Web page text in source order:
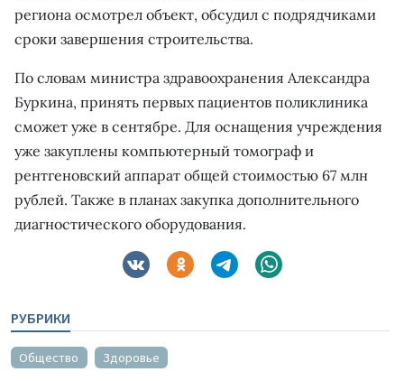
региона осмотрел объект, обсудил с подрядчиками
сроки завершения строительства.
По словам министра здравоохранения Александра
Буркина, принять первых пациентов поликлиника
сможет уже в сентябре. Для оснащения учреждения
уже закуплены компьютерный томограф и
рентгеновский аппарат общей стоимостью 67 млн
рублей. Также в планах закупка дополнительного
диагностического оборудования.
РУБРИКИ
Общество Здоровье